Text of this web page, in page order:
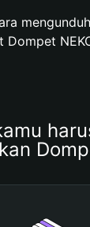
Dompet